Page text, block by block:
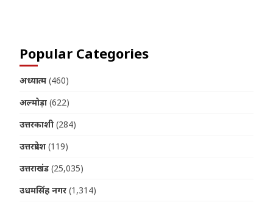
Popular Categories
अध्यात्म (460)
अल्मोड़ा (622)
उत्तरकाशी (284)
उत्तरप्रदेश (119)
उत्तराखंड (25,035)
उधमसिंह नगर (1,314)